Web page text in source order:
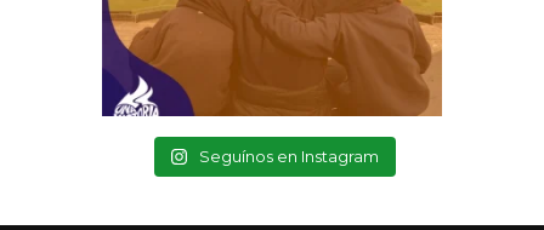
Seguínos en Instagram